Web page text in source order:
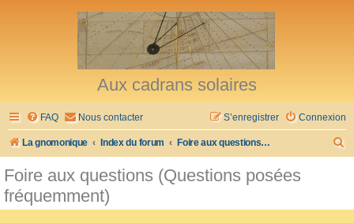
Aux cadrans solaires
FAQ Nous contacter Connexion
S’enregistrer
La gnomonique Index du forum Foire aux questions (Questions posées fréquemment)
Foire aux questions (Questions posées
fréquemment)